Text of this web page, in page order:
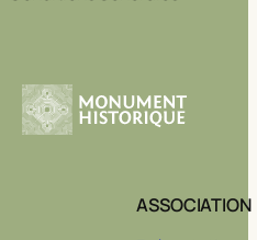
ASSOCIATION